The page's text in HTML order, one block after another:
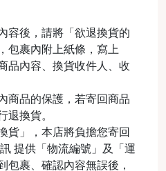
容後，請將「欲退換貨的
包裹內附上紙條，寫上
品內容、換貨收件人、收
商品的保護，若寄回商品
換貨。
貨」，本店將負擔您寄回
提供「物流編號」及「運
包裹、確認內容無誤後，